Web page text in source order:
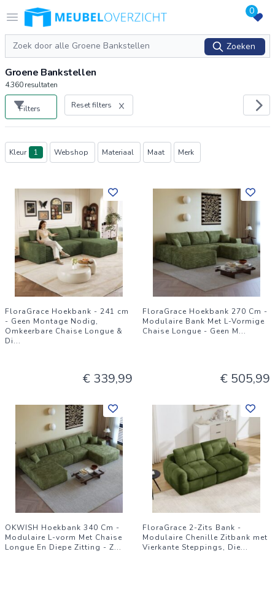
Open menu
Logo Meubeloverzicht.nl 0
Zoeken
Zoeken
Groene Bankstellen
4.360resultaten
Filters Reset filters
Producten
Kleur 1 Webshop Materiaal Maat Merk
FloraGrace Hoekbank - 241 cm
- Geen Montage Nodig,
Omkeerbare Chaise Longue &
Di...
€ 339,99
FloraGrace Hoekbank 270 Cm -
Modulaire Bank Met L-Vormige
Chaise Longue - Geen M...
€ 505,99
OKWISH Hoekbank 340 Cm -
Modulaire L-vorm Met Chaise
Longue En Diepe Zitting - Z...
FloraGrace 2-Zits Bank -
Modulaire Chenille Zitbank met
Vierkante Steppings, Die...